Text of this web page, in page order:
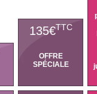
135€TTC
OFFRE
SPÉCIALE